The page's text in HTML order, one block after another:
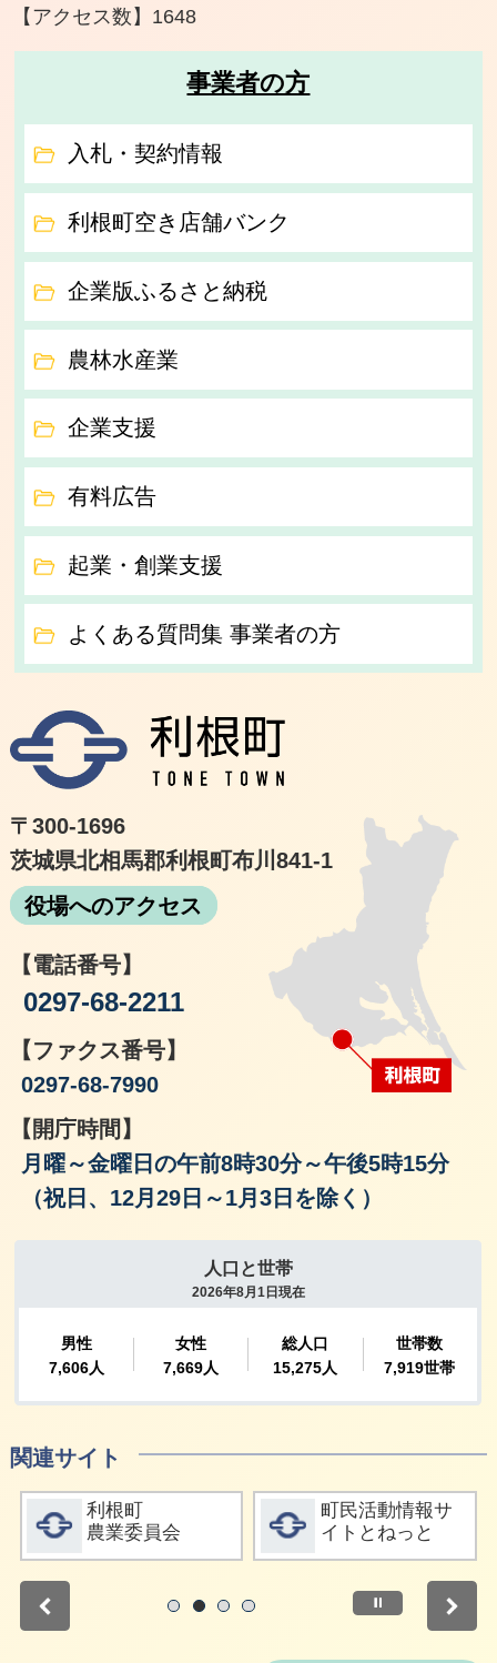
【アクセス数】 1648
事業者の方
入札・契約情報
利根町空き店舗バンク
企業版ふるさと納税
農林水産業
企業支援
有料広告
起業・創業支援
よくある質問集 事業者の方
〒300-1696
茨城県北相馬郡利根町布川841-1
役場へのアクセス
【電話番号】
0297-68-2211
【ファクス番号】
0297-68-7990
【開庁時間】
月曜～金曜日の午前8時30分～午後5時15分
（祝日、12月29日～1月3日を除く）
関連サイト
詳細をみる
利根町
農業委員会
詳細をみる
町民活動情報サ
イトとねっと
停止